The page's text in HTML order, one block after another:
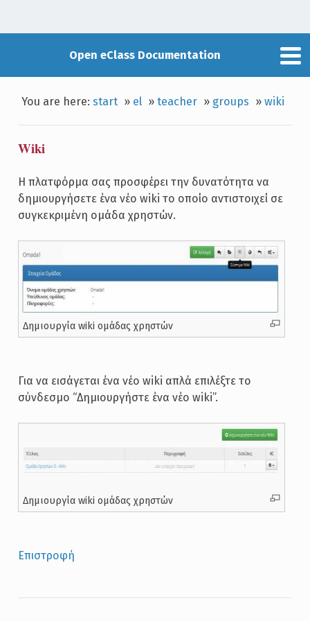
Open eClass Documentation
You are here:start » el »teacher » groups »wiki
Wiki
Η πλατφόρμα σας προσφέρει την δυνατότητα να
δημιουργήσετε ένα νέο wiki το οποίο αντιστοιχεί σε
συγκεκριμένη ομάδα χρηστών.
Δημιουργία wiki ομάδας χρηστών
Για να εισάγεται ένα νέο wiki απλά επιλέξτε το
σύνδεσμο “Δημιουργήστε ένα νέο wiki”.
Δημιουργία wiki ομάδας χρηστών
Επιστροφή